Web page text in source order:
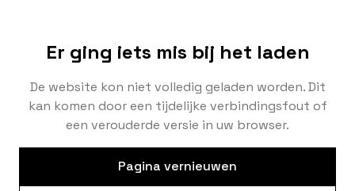
Er ging iets mis bij het laden
De website kon niet volledig geladen worden. Dit
kan komen door een tijdelijke verbindingsfout of
een verouderde versie in uw browser.
Pagina vernieuwen